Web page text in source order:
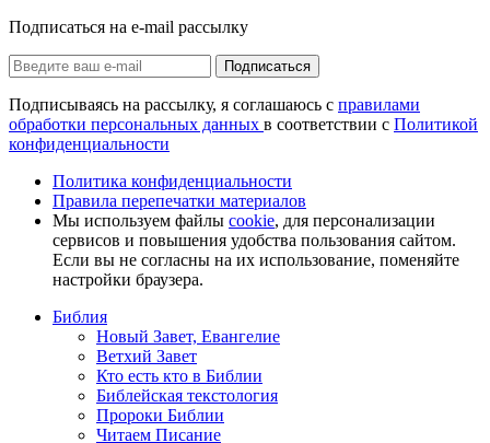
Подписаться на e-mail рассылку
Подписаться
Подписываясь на рассылку, я соглашаюсь с правилами
обработки персональных данных в соответствии с Политикой
конфиденциальности
Политика конфиденциальности
Правила перепечатки материалов
Мы используем файлы cookie, для персонализации
сервисов и повышения удобства пользования сайтом.
Если вы не согласны на их использование, поменяйте
настройки браузера.
Библия
Новый Завет, Евангелие
Ветхий Завет
Кто есть кто в Библии
Библейская текстология
Пророки Библии
Читаем Писание